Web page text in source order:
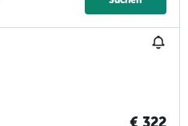
€ 322